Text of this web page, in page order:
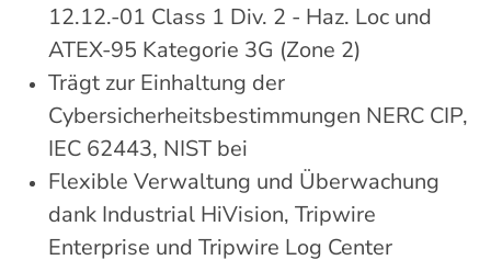
12.12.-01 Class 1 Div. 2 - Haz. Loc und
ATEX-95 Kategorie 3G (Zone 2)
Trägt zur Einhaltung der
Cybersicherheitsbestimmungen NERC CIP,
IEC 62443, NIST bei
Flexible Verwaltung und Überwachung
dank Industrial HiVision, Tripwire
Enterprise und Tripwire Log Center